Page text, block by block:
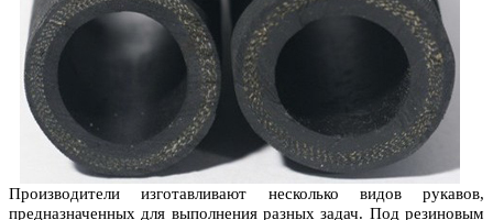
Производители изготавливают несколько видов рукавов,
предназначенных для выполнения разных задач. Под резиновым